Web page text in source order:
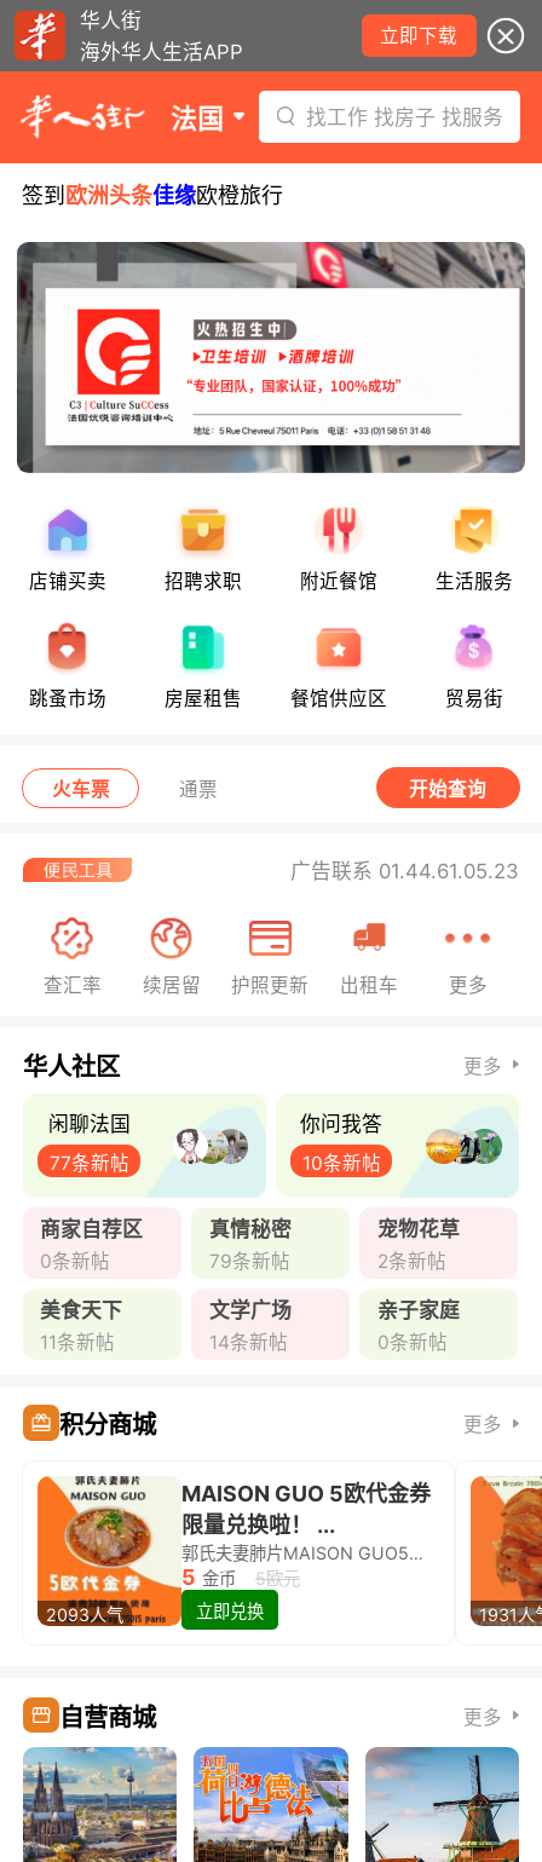
华人街
海外华人生活APP
立即下载
法国 找工作 找房子 找服务
签到 欧洲头条佳缘欧橙旅行
店铺买卖 招聘求职 附近餐馆 生活服务
跳蚤市场 房屋租售 餐馆供应区 贸易街
火车票 通票 开始查询
广告联系 01.44.61.05.23
查汇率 续居留 护照更新 出租车 更多
华人社区 更多
闲聊法国
77条新帖
你问我答
10条新帖
商家自荐区
0条新帖
真情秘密
79条新帖
宠物花草
2条新帖
美食天下
11条新帖
文学广场
14条新帖
亲子家庭
0条新帖
积分商城 更多
2093人气
MAISON GUO 5欧代金券
限量兑换啦！ ...
郭氏夫妻肺片MAISON GUO5欧代金券限量兑换啦！
5 金币
5欧元
立即兑换
1931人
自营商城 更多